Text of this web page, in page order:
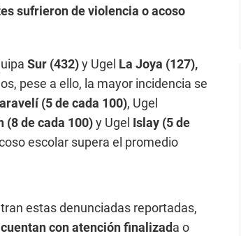
sufrieron de violencia o acoso
Sur (432)y Ugel La Joya (127),
pese a ello, la mayor incidencia se
(5 de cada 100), Ugel
(8 de cada 100)y Ugel Islay (5 de
escolar supera el promedio
estas denunciadas reportadas,
con atención finalizada o